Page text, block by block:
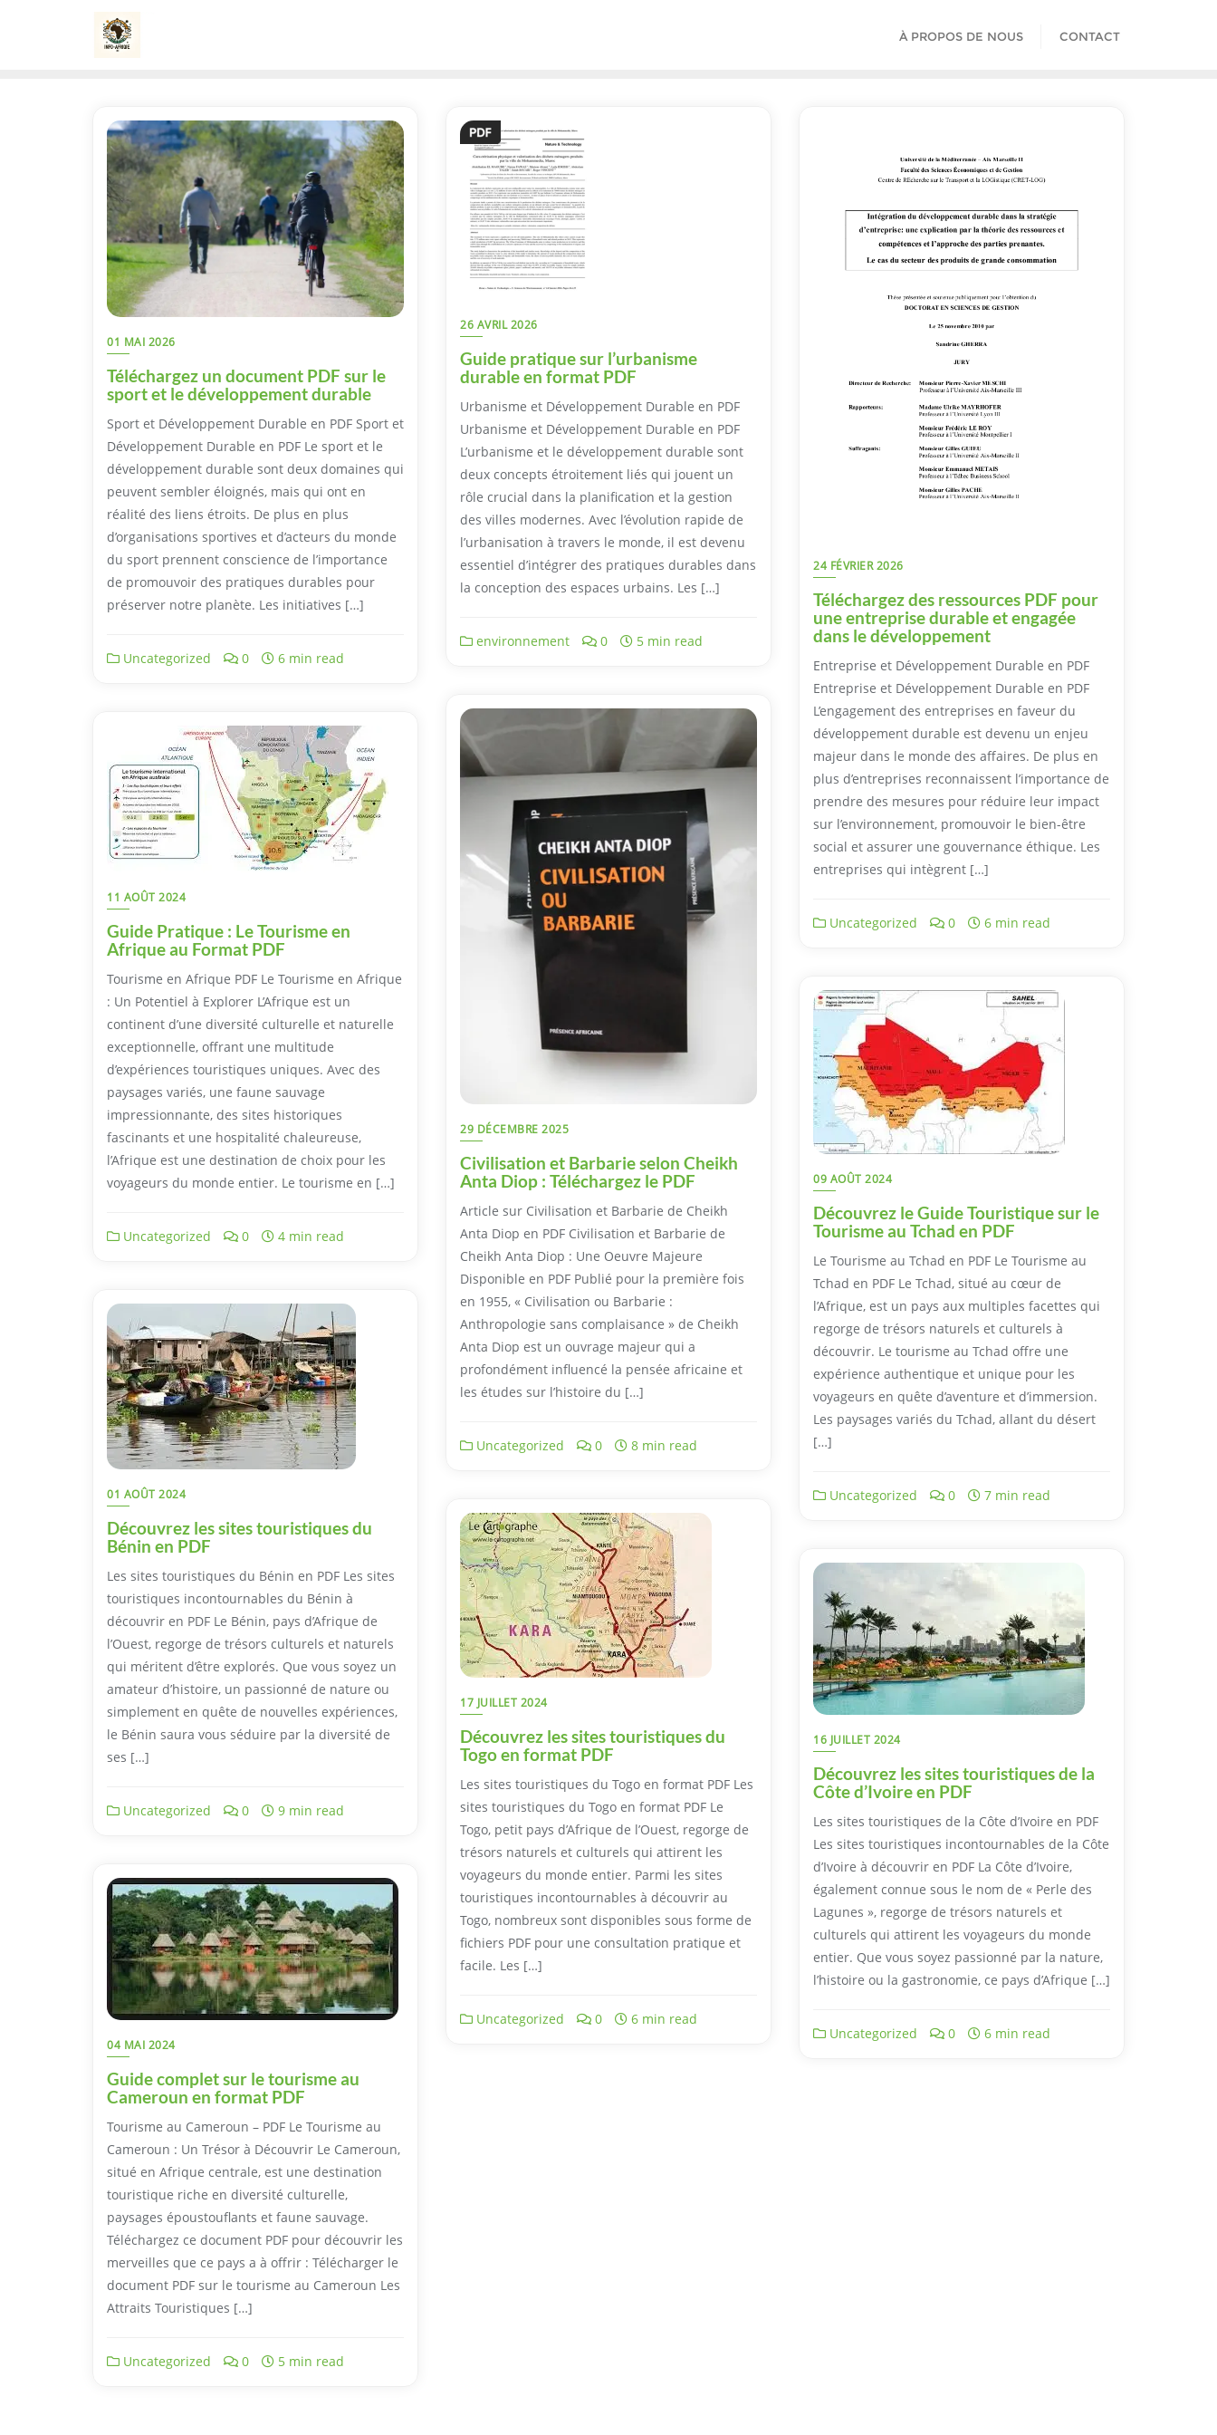
À PROPOS DE NOUS CONTACT
01 MAI 2026
Téléchargez un document PDF sur le
sport et le développement durable
Sport et Développement Durable en PDF Sport et
Développement Durable en PDF Le sport et le
développement durable sont deux domaines qui
peuvent sembler éloignés, mais qui ont en
réalité des liens étroits. De plus en plus
d’organisations sportives et d’acteurs du monde
du sport prennent conscience de l’importance
de promouvoir des pratiques durables pour
préserver notre planète. Les initiatives […]
Uncategorized 0 6 min read
26 AVRIL 2026
Guide pratique sur l’urbanisme
durable en format PDF
Urbanisme et Développement Durable en PDF
Urbanisme et Développement Durable en PDF
L’urbanisme et le développement durable sont
deux concepts étroitement liés qui jouent un
rôle crucial dans la planification et la gestion
des villes modernes. Avec l’évolution rapide de
l’urbanisation à travers le monde, il est devenu
essentiel d’intégrer des pratiques durables dans
la conception des espaces urbains. Les […]
environnement 0 5 min read
24 FÉVRIER 2026
Téléchargez des ressources PDF pour
une entreprise durable et engagée
dans le développement
Entreprise et Développement Durable en PDF
Entreprise et Développement Durable en PDF
L’engagement des entreprises en faveur du
développement durable est devenu un enjeu
majeur dans le monde des affaires. De plus en
plus d’entreprises reconnaissent l’importance de
prendre des mesures pour réduire leur impact
sur l’environnement, promouvoir le bien-être
social et assurer une gouvernance éthique. Les
entreprises qui intègrent […]
Uncategorized 0 6 min read
29 DÉCEMBRE 2025
Civilisation et Barbarie selon Cheikh
Anta Diop : Téléchargez le PDF
Article sur Civilisation et Barbarie de Cheikh
Anta Diop en PDF Civilisation et Barbarie de
Cheikh Anta Diop : Une Oeuvre Majeure
Disponible en PDF Publié pour la première fois
en 1955, « Civilisation ou Barbarie :
Anthropologie sans complaisance » de Cheikh
Anta Diop est un ouvrage majeur qui a
profondément influencé la pensée africaine et
les études sur l’histoire du […]
Uncategorized 0 8 min read
11 AOÛT 2024
Guide Pratique : Le Tourisme en
Afrique au Format PDF
Tourisme en Afrique PDF Le Tourisme en Afrique
: Un Potentiel à Explorer L’Afrique est un
continent d’une diversité culturelle et naturelle
exceptionnelle, offrant une multitude
d’expériences touristiques uniques. Avec des
paysages variés, une faune sauvage
impressionnante, des sites historiques
fascinants et une hospitalité chaleureuse,
l’Afrique est une destination de choix pour les
voyageurs du monde entier. Le tourisme en […]
Uncategorized 0 4 min read
09 AOÛT 2024
Découvrez le Guide Touristique sur le
Tourisme au Tchad en PDF
Le Tourisme au Tchad en PDF Le Tourisme au
Tchad en PDF Le Tchad, situé au cœur de
l’Afrique, est un pays aux multiples facettes qui
regorge de trésors naturels et culturels à
découvrir. Le tourisme au Tchad offre une
expérience authentique et unique pour les
voyageurs en quête d’aventure et d’immersion.
Les paysages variés du Tchad, allant du désert
[…]
Uncategorized 0 7 min read
01 AOÛT 2024
Découvrez les sites touristiques du
Bénin en PDF
Les sites touristiques du Bénin en PDF Les sites
touristiques incontournables du Bénin à
découvrir en PDF Le Bénin, pays d’Afrique de
l’Ouest, regorge de trésors culturels et naturels
qui méritent d’être explorés. Que vous soyez un
amateur d’histoire, un passionné de nature ou
simplement en quête de nouvelles expériences,
le Bénin saura vous séduire par la diversité de
ses […]
Uncategorized 0 9 min read
17 JUILLET 2024
Découvrez les sites touristiques du
Togo en format PDF
Les sites touristiques du Togo en format PDF Les
sites touristiques du Togo en format PDF Le
Togo, petit pays d’Afrique de l’Ouest, regorge de
trésors naturels et culturels qui attirent les
voyageurs du monde entier. Parmi les sites
touristiques incontournables à découvrir au
Togo, nombreux sont disponibles sous forme de
fichiers PDF pour une consultation pratique et
facile. Les […]
Uncategorized 0 6 min read
16 JUILLET 2024
Découvrez les sites touristiques de la
Côte d’Ivoire en PDF
Les sites touristiques de la Côte d’Ivoire en PDF
Les sites touristiques incontournables de la Côte
d’Ivoire à découvrir en PDF La Côte d’Ivoire,
également connue sous le nom de « Perle des
Lagunes », regorge de trésors naturels et
culturels qui attirent les voyageurs du monde
entier. Que vous soyez passionné par la nature,
l’histoire ou la gastronomie, ce pays d’Afrique […]
Uncategorized 0 6 min read
04 MAI 2024
Guide complet sur le tourisme au
Cameroun en format PDF
Tourisme au Cameroun – PDF Le Tourisme au
Cameroun : Un Trésor à Découvrir Le Cameroun,
situé en Afrique centrale, est une destination
touristique riche en diversité culturelle,
paysages époustouflants et faune sauvage.
Téléchargez ce document PDF pour découvrir les
merveilles que ce pays a à offrir : Télécharger le
document PDF sur le tourisme au Cameroun Les
Attraits Touristiques […]
Uncategorized 0 5 min read